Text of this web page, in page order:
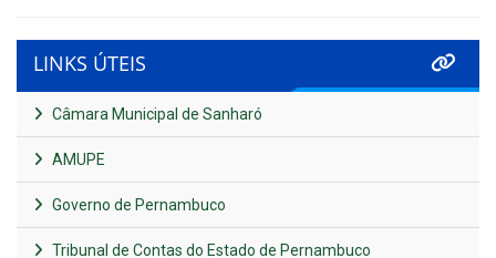
LINKS ÚTEIS
Câmara Municipal de Sanharó
AMUPE
Governo de Pernambuco
Tribunal de Contas do Estado de Pernambuco